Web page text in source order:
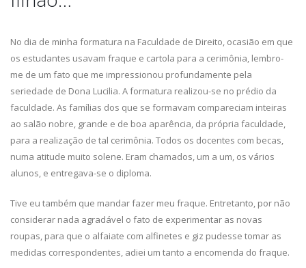
No dia de minha formatura na Faculdade de Direito, ocasião em que
os estudantes usavam fraque e cartola para a cerimônia, lembro-
me de um fato que me impressionou profundamente pela
seriedade de Dona Lucilia. A formatura realizou-se no prédio da
faculdade. As famílias dos que se formavam compareciam inteiras
ao salão nobre, grande e de boa aparência, da própria faculdade,
para a realização de tal cerimônia. Todos os docentes com becas,
numa atitude muito solene. Eram chamados, um a um, os vários
alunos, e entregava-se o diploma.
Tive eu também que mandar fazer meu fraque. Entretanto, por não
considerar nada agradável o fato de experimentar as novas
roupas, para que o alfaiate com alfinetes e giz pudesse tomar as
medidas correspondentes, adiei um tanto a encomenda do fraque.